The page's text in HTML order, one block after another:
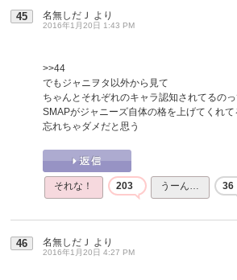
45 名無しだＪ より
2016年1月20日 1:43 PM
>>44
でもジャニヲタ以外から見て
ちゃんとそれぞれのキャラ認知されてるの
SMAPがジャニーズ自体の格を上げてくれて
忘れちゃダメだと思う
それな！ 203 うーん… 36
46 名無しだＪ より
2016年1月20日 4:27 PM